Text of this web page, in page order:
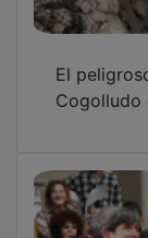
Cogolludo